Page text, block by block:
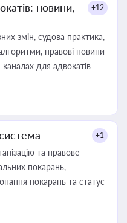
новини,
+12
змін, судова практика,
правові новини
для адвокатів
+1
та правове
покарань,
покарань та статус